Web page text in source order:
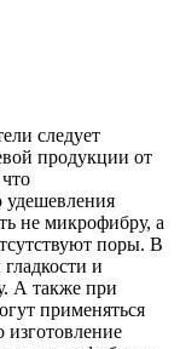
следует
продукции от
удешевления
не микрофибру, а
поры. В
и
А также при
применяться
изготовление